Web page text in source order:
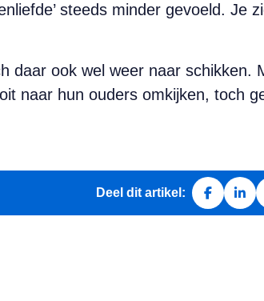
steeds minder gevoeld.
daar ook wel weer naar
naar hun ouders omkijken, toch
Deel dit artikel:
Deel opDeel